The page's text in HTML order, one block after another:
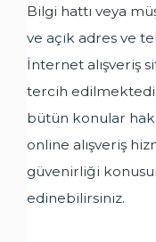
Bilgi hattı veya
ve açık adres ve
İnternet alışveriş
tercih
bütün konular
online alışveriş
güvenirliği
edinebilirsiniz.